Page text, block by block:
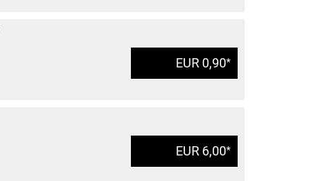
EUR 0,90*
EUR 6,00*